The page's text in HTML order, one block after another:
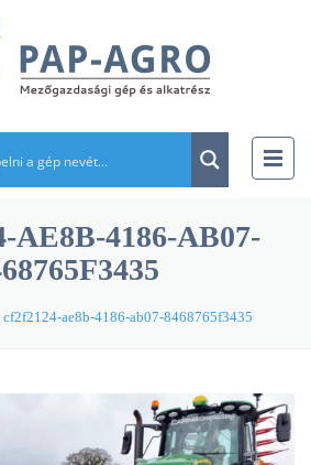
AE8B-4186-AB07-
cf2f2124-ae8b-4186-ab07-8468765f3435